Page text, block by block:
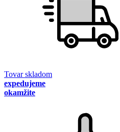
Tovar skladom
expedujeme
okamžite